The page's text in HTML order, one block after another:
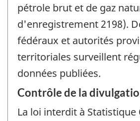
pétrole brut et de gaz
d'enregistrement 2198).
fédéraux et autorités
territoriales surveillent
données publiées.
Contrôle de la
La loi interdit à Statistique